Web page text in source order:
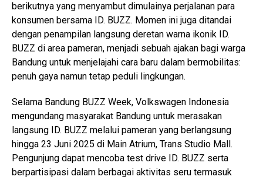
berikutnya yang menyambut dimulainya perjalanan para
konsumen bersama ID. BUZZ. Momen ini juga ditandai
dengan penampilan langsung deretan warna ikonik ID.
BUZZ di area pameran, menjadi sebuah ajakan bagi warga
Bandung untuk menjelajahi cara baru dalam bermobilitas:
penuh gaya namun tetap peduli lingkungan.
Selama Bandung BUZZ Week, Volkswagen Indonesia
mengundang masyarakat Bandung untuk merasakan
langsung ID. BUZZ melalui pameran yang berlangsung
hingga 23 Juni 2025 di Main Atrium, Trans Studio Mall.
Pengunjung dapat mencoba test drive ID. BUZZ serta
berpartisipasi dalam berbagai aktivitas seru termasuk